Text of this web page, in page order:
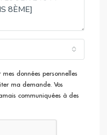
espace ouvert.
BUS-72, BUS-28, BUS-
mes données personnelles
ma demande. Vos
communiquées à des